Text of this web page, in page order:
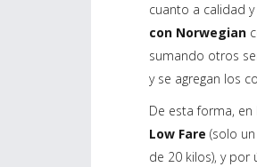
cuanto a calidad
con Norwegian
sumando otros
y se agregan los
De esta forma,
Low Fare (solo
de 20 kilos), y por